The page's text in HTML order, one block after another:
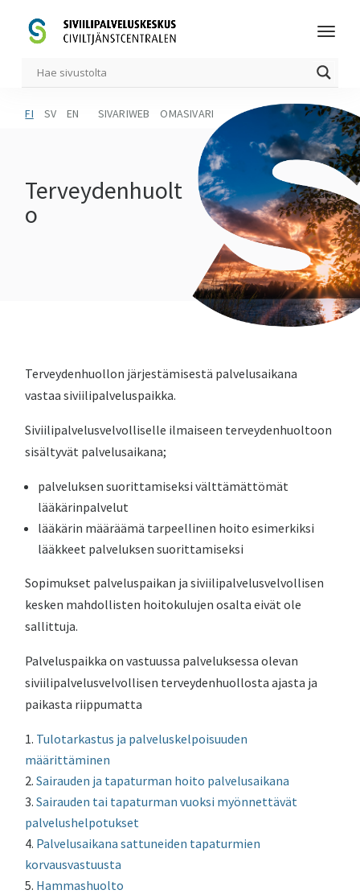
FI SV EN SIVARIWEB OMASIVARI
Terveydenhuolt
o
Terveydenhuollon järjestämisestä palvelusaikana
vastaa siviilipalveluspaikka.
Siviilipalvelusvelvolliselle ilmaiseen terveydenhuoltoon
sisältyvät palvelusaikana;
palveluksen suorittamiseksi välttämättömät
lääkärinpalvelut
lääkärin määräämä tarpeellinen hoito esimerkiksi
lääkkeet palveluksen suorittamiseksi
Sopimukset palveluspaikan ja siviilipalvelusvelvollisen
kesken mahdollisten hoitokulujen osalta eivät ole
sallittuja.
Palveluspaikka on vastuussa palveluksessa olevan
siviilipalvelusvelvollisen terveydenhuollosta ajasta ja
paikasta riippumatta
Tulotarkastus ja palveluskelpoisuuden
määrittäminen
Sairauden ja tapaturman hoito palvelusaikana
Sairauden tai tapaturman vuoksi myönnettävät
palvelushelpotukset
Palvelusaikana sattuneiden tapaturmien
korvausvastuusta
Hammashuolto